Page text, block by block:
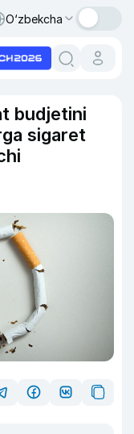
O‘zbekcha
budjetini
sigaret